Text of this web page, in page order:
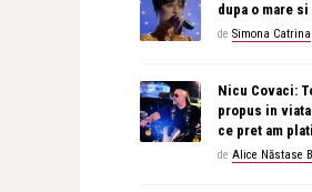
dupa o mare
de Simona Catrina
Nicu Covaci:
propus in
ce pret am
de Alice Năstase